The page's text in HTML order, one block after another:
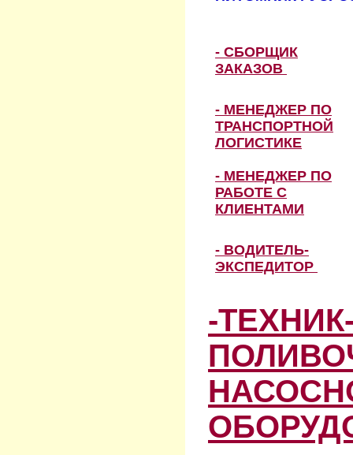
- СБОРЩИК
ЗАКАЗОВ
- МЕНЕДЖЕР ПО
ТРАНСПОРТНОЙ
ЛОГИСТИКЕ
- МЕНЕДЖЕР ПО
РАБОТЕ С
КЛИЕНТАМИ
- ВОДИТЕЛЬ-
ЭКСПЕДИТОР
-